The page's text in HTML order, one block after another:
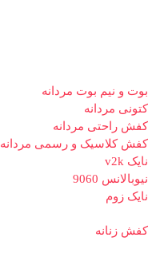
بوت و نیم بوت مردانه
کتونی مردانه
کفش راحتی مردانه
کفش کلاسیک و رسمی مردانه
نایک v2k
نیوبالانس 9060
نایک زوم
کفش زنانه